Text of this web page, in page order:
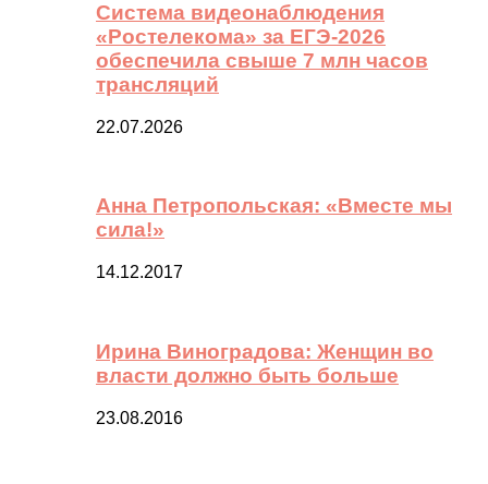
Система видеонаблюдения
«Ростелекома» за ЕГЭ-2026
обеспечила свыше 7 млн часов
трансляций
22.07.2026
Анна Петропольская: «Вместе мы
сила!»
14.12.2017
Ирина Виноградова: Женщин во
власти должно быть больше
23.08.2016